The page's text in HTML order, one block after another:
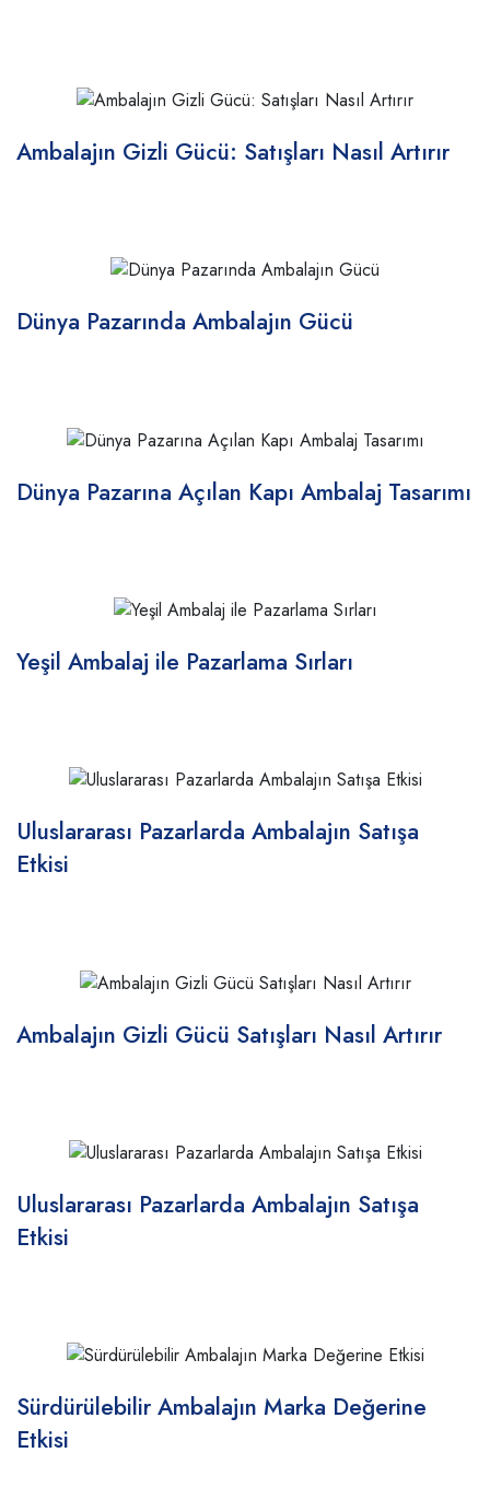
Ambalajın Gizli Gücü: Satışları Nasıl Artırır
Dünya Pazarında Ambalajın Gücü
Dünya Pazarına Açılan Kapı Ambalaj Tasarımı
Yeşil Ambalaj ile Pazarlama Sırları
Uluslararası Pazarlarda Ambalajın Satışa
Etkisi
Ambalajın Gizli Gücü Satışları Nasıl Artırır
Uluslararası Pazarlarda Ambalajın Satışa
Etkisi
Sürdürülebilir Ambalajın Marka Değerine
Etkisi